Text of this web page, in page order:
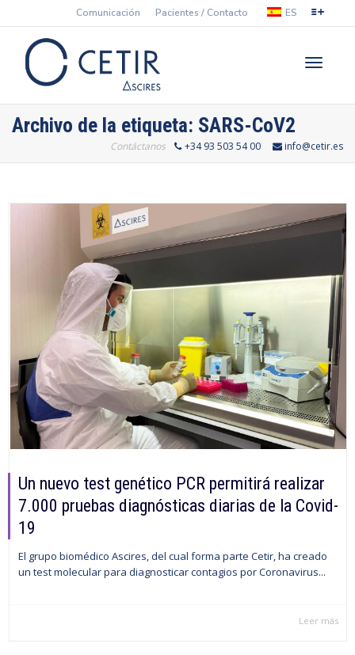
Comunicación Pacientes / Contacto ES
Archivo de la etiqueta: SARS-CoV2
Contáctanos +34 93 503 54 00 info@cetir.es
Un nuevo test genético PCR permitirá realizar
7.000 pruebas diagnósticas diarias de la Covid-
19
El grupo biomédico Ascires, del cual forma parte Cetir, ha creado
un test molecular para diagnosticar contagios por Coronavirus...
Leer más